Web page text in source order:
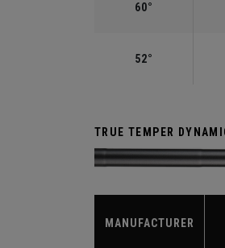
60°
52°
TRUE TEMPER
MANUFACTURER